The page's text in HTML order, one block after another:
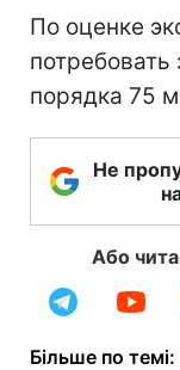
По оценке
потребовать
порядка 75
Не
Або
Більше по темі: